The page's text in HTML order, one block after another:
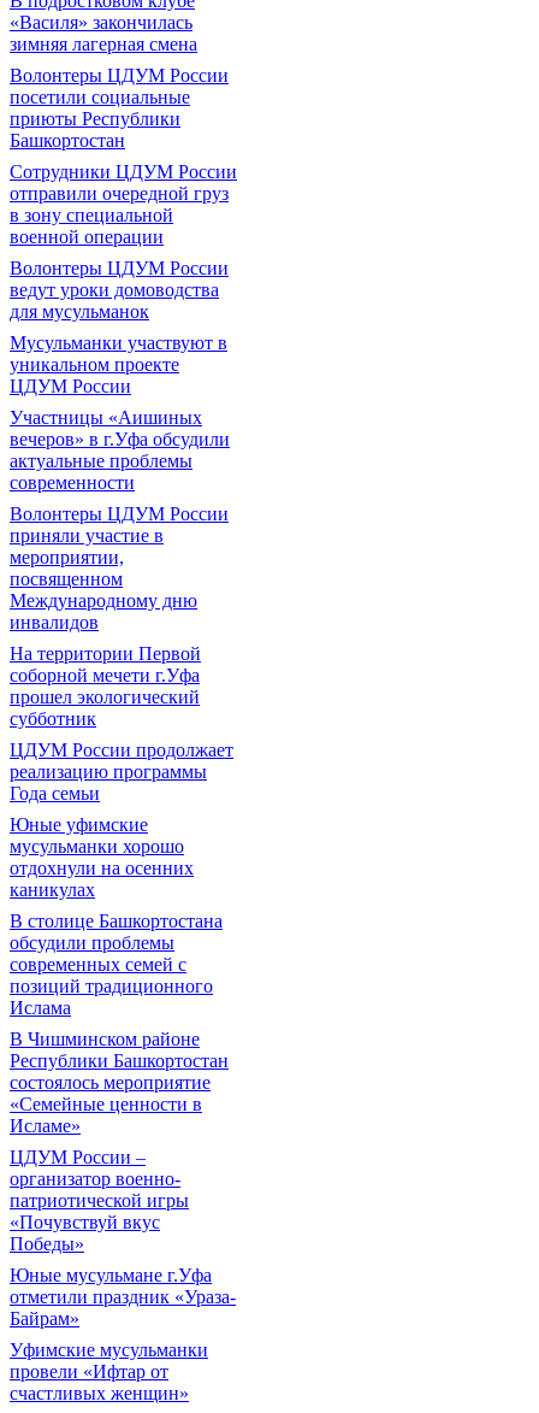
«Василя» закончилась
зимняя лагерная смена
Волонтеры ЦДУМ России
посетили социальные
приюты Республики
Башкортостан
Сотрудники ЦДУМ России
отправили очередной груз
в зону специальной
военной операции
Волонтеры ЦДУМ России
ведут уроки домоводства
для мусульманок
Мусульманки участвуют в
уникальном проекте
ЦДУМ России
Участницы «Аишиных
вечеров» в г.Уфа обсудили
актуальные проблемы
современности
Волонтеры ЦДУМ России
приняли участие в
мероприятии,
посвященном
Международному дню
инвалидов
На территории Первой
соборной мечети г.Уфа
прошел экологический
субботник
ЦДУМ России продолжает
реализацию программы
Года семьи
Юные уфимские
мусульманки хорошо
отдохнули на осенних
каникулах
В столице Башкортостана
обсудили проблемы
современных семей с
позиций традиционного
Ислама
В Чишминском районе
Республики Башкортостан
состоялось мероприятие
«Семейные ценности в
Исламе»
ЦДУМ России –
организатор военно-
патриотической игры
«Почувствуй вкус
Победы»
Юные мусульмане г.Уфа
отметили праздник «Ураза-
Байрам»
Уфимские мусульманки
провели «Ифтар от
счастливых женщин»